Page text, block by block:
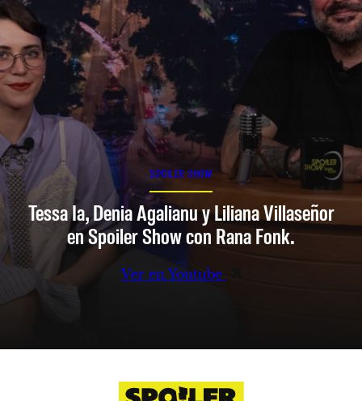
SPOILER SHOW
Tessa Ia, Denia Agalianu y Liliana Villaseñor
en Spoiler Show con Rana Fonk.
Ver en Youtube